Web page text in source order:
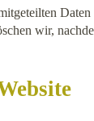
wir,